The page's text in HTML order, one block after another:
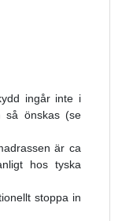
ingår inte i
så önskas (se
är ca
hos tyska
stoppa in